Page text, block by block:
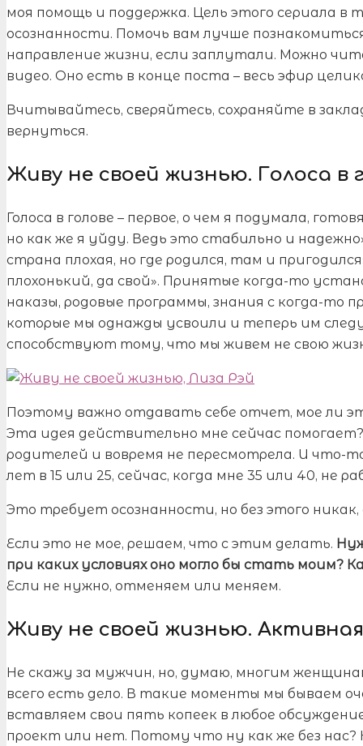
моя помощь и поддержка. Цель этого сериала в
осознанности. Помочь вам лучше
направление жизни, если заплутали. Можно
видео. Оно есть в конце поста – весь эфир
Вчитывайтесь, сверяйтесь, сохраняйте в
вернуться.
Живу не своей жизнью. Голоса в
Голоса в голове – первое, о чем я подумала,
но как же я уйду. Ведь это стабильно и
страна плохая, но где родился, там и
плохонький, да свой». Принятые когда-то
наказы, родовые программы, знания с когда-то
которые мы однажды усвоили и теперь им
способствуют тому, что мы живем не свою
Поэтому важно отдавать себе отчет, мое ли
Эта идея действительно мне сейчас
родителей и вовремя не пересмотрела. И что-
лет в 15 или 25, сейчас, когда мне 35 или 40, не
Это требует осознанности, но без этого
Если это не мое, решаем, что с этим делать.
при каких условиях оно могло бы стать моим?
Если не нужно, отменяем или меняем.
Живу не своей жизнью.
Не скажу за мужчин, но, думаю, многим
всего есть дело. В такие моменты мы бываем
вставляем свои пять копеек в любое
проект или нет. Потому что ну как же без